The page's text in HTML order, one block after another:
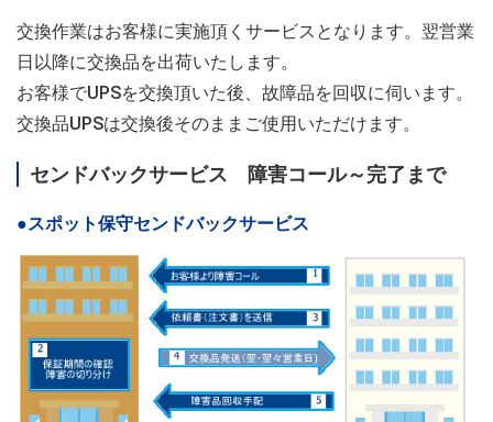
交換作業はお客様に実施頂くサービスとなります。翌営業
日以降に交換品を出荷いたします。
お客様でUPSを交換頂いた後、故障品を回収に伺います。
交換品UPSは交換後そのままご使用いただけます。
センドバックサービス 障害コール～完了まで
●スポット保守センドバックサービス